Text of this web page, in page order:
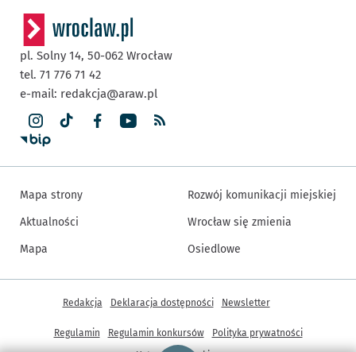
pl. Solny 14, 50-062 Wrocław
tel. 71 776 71 42
e-mail: redakcja@araw.pl
Mapa strony
Aktualności
Mapa
Rozwój komunikacji miejskiej
Wrocław się zmienia
Osiedlowe
Inne informacje
Redakcja Deklaracja dostępności Newsletter
Regulamin Regulamin konkursów
Polityka prywatności